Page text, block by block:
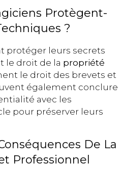
Protègent-
?
protéger leurs secrets
le droit de la propriété
le droit des brevets et
également conclure
avec les
pour préserver leurs
De La
Professionnel